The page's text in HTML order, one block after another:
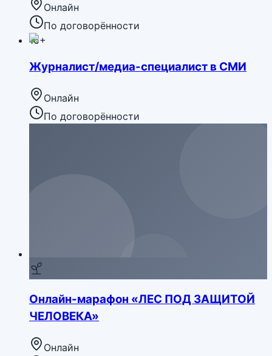
Онлайн
По договорённости
16+
Журналист/медиа-специалист в СМИ
Онлайн
По договорённости
Онлайн-марафон «ЛЕС ПОД ЗАЩИТОЙ
ЧЕЛОВЕКА»
Онлайн